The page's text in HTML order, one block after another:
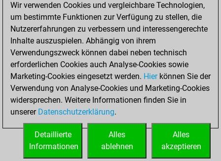
Matt auf vollem Brett
0
Bauer setzt Matt
0
Erstickte Matts
Unterverwandlungen
Türme auf der siebten
0
STARTSEITE
Wir verwenden Cookies und vergleichbare Technologien,
um bestimmte Funktionen zur Verfügung zu stellen, die
Nutzererfahrungen zu verbessern und interessengerechte
Inhalte auszuspielen. Abhängig von ihrem
Verwendungszweck können dabei neben technisch
erforderlichen Cookies auch Analyse-Cookies sowie
Marketing-Cookies eingesetzt werden. Hierkönnen Sie der
Verwendung von Analyse-Cookies und Marketing-Cookies
widersprechen. Weitere Informationen finden Sie in
unserer Datenschutzerklärung.
Alles
akzeptieren
Alles
ablehnen
Detaillierte
Informationen